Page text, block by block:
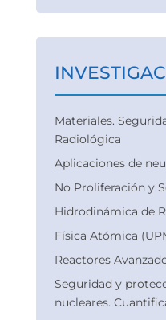
Materiales.
Radiológica
Aplicaciones de
No Proliferación y
Hidrodinámica de
Física Atómica
Reactores
Seguridad y
nucleares.